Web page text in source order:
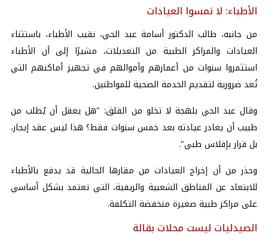
الأطباء: لا تمسوا العيادات
من جانبه، طالب الدكتور أسامة عبد الحي، نقيب الأطباء، باستثناء
العيادات والمراكز الطبية من التعديلات، مشيرًا إلى أن الأطباء
استثمروا سنوات من أعمارهم وأموالهم في تجهيز أماكنهم التي
تُعد ضرورية لتقديم الخدمة الصحية للمواطنين.
وقال عبد الحي بلهجة لا تخلو من القلق: "هل يعقل أن يُطلب من
طبيب أن يغادر عيادته بعد خمس سنوات فقط؟ هذا ليس عقد إيجار،
بل قرار بإفلاس طبي".
وحذر من أن إخراج العيادات من مقارها الحالية قد يدفع بالأطباء
للابتعاد عن المناطق الشعبية والريفية، التي تعتمد بشكل أساسي
على مراكز طبية صغيرة منخفضة التكلفة.
الصيدليات ليست محلات بقالة